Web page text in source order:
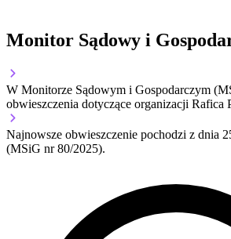
Monitor Sądowy i
W Monitorze Sądowym i Gospodarczym
obwieszczenia dotyczące organizacji Rafica
Najnowsze obwieszczenie pochodzi z dnia
(MSiG nr 80/2025).